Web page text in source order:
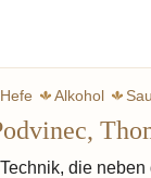
Hefe Alkohol
Wurst
Asche
die